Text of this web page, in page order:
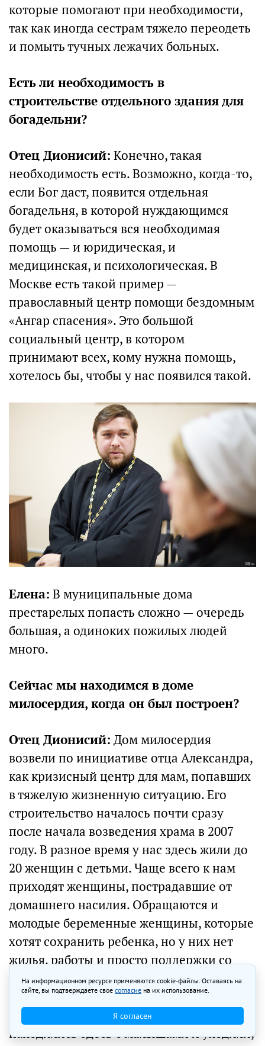
которые помогают при необходимости,
так как иногда сестрам тяжело переодеть
и помыть тучных лежачих больных.
Есть ли необходимость в
строительстве отдельного здания для
богадельни?
Отец Дионисий: Конечно, такая
необходимость есть. Возможно, когда-то,
если Бог даст, появится отдельная
богадельня, в которой нуждающимся
будет оказываться вся необходимая
помощь — и юридическая, и
медицинская, и психологическая. В
Москве есть такой пример —
православный центр помощи бездомным
«Ангар спасения». Это большой
социальный центр, в котором
принимают всех, кому нужна помощь,
хотелось бы, чтобы у нас появился такой.
Елена: В муниципальные дома
престарелых попасть сложно — очередь
большая, а одиноких пожилых людей
много.
Сейчас мы находимся в доме
милосердия, когда он был построен?
Отец Дионисий: Дом милосердия
возвели по инициативе отца Александра,
как кризисный центр для мам, попавших
в тяжелую жизненную ситуацию. Его
строительство началось почти сразу
после начала возведения храма в 2007
году. В разное время у нас здесь жили до
20 женщин с детьми. Чаще всего к нам
приходят женщины, пострадавшие от
домашнего насилия. Обращаются и
молодые беременные женщины, которые
хотят сохранить ребенка, но у них нет
жилья, работы и просто поддержки со
стороны близких. Были случаи, когда они
жили в доме милосердия всю
беременность, рожали, потом еще
находились здесь с малышами и уходили,
На информационном ресурсе применяются cookie-файлы. Оставаясь на
сайте, вы подтверждаете свое согласие на их использование.
Я согласен